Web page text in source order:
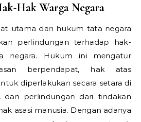
Hak Warga Negara
utama dari hukum tata negara
perlindungan terhadap hak-
negara. Hukum ini mengatur
berpendapat, hak atas
diperlakukan secara setara di
dan perlindungan dari tindakan
asasi manusia. Dengan adanya